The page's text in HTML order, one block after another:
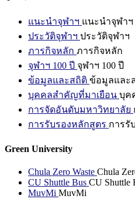
แนะนำจุฬาฯ แนะนำจุฬาฯ
ประวัติจุฬาฯ ประวัติจุฬาฯ
ภารกิจหลัก ภารกิจหลัก
จุฬาฯ 100 ปี จุฬาฯ 100 ปี
ข้อมูลและสถิติ ข้อมูลและ
บุคคลสำคัญที่มาเยือน บุค
การจัดอันดับมหาวิทยาลัย
การรับรองหลักสูตร การรั
Green University
Chula Zero Waste Chula
CU Shuttle Bus CU Shuttle
MuvMi MuvMi